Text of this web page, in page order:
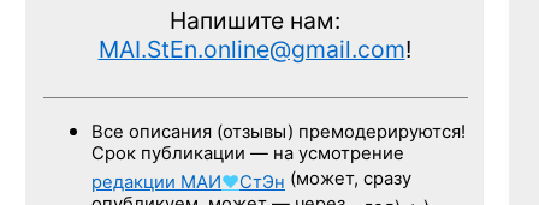
Напишите нам:
MAI.StEn.online@gmail.com!
Все описания (отзывы) премодерируются!
Срок публикации — на усмотрение
редакции МАИ♥СтЭн (может, сразу